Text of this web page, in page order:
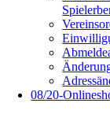
08/20-